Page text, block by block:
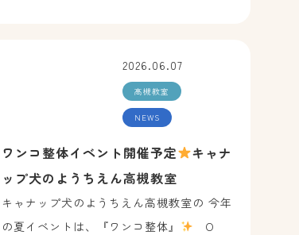
2026.06.07
高槻教室
NEWS
ワンコ整体イベント開催予定
キャナ
ップ犬のようちえん高槻教室
キャナップ犬のようちえん高槻教室の 今年
の夏イベントは、『ワンコ整体』
O